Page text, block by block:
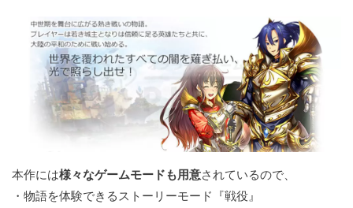
本作には様々なゲームモードも用意されているので、
・物語を体験できるストーリーモード『戦役』